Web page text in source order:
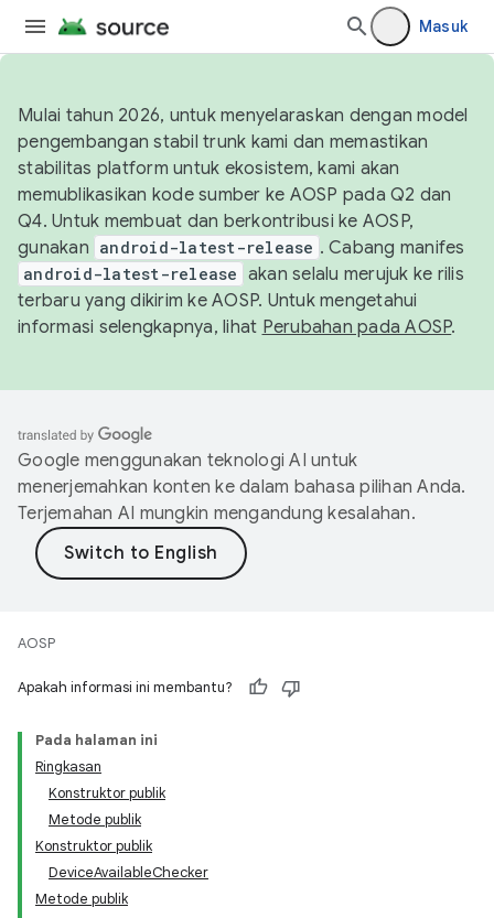
Masuk
Mulai tahun 2026, untuk menyelaraskan dengan model
pengembangan stabil trunk kami dan memastikan
stabilitas platform untuk ekosistem, kami akan
memublikasikan kode sumber ke AOSP pada Q2 dan
Q4. Untuk membuat dan berkontribusi ke AOSP,
gunakan android-latest-release . Cabang manifes
android-latest-release akan selalu merujuk ke rilis
terbaru yang dikirim ke AOSP. Untuk mengetahui
informasi selengkapnya, lihat Perubahan pada AOSP.
Google menggunakan teknologi AI untuk
menerjemahkan konten ke dalam bahasa pilihan Anda.
Terjemahan AI mungkin mengandung kesalahan.
AOSP
Apakah informasi ini membantu?
Pada halaman ini
Ringkasan
Konstruktor publik
Metode publik
Konstruktor publik
DeviceAvailableChecker
Metode publik